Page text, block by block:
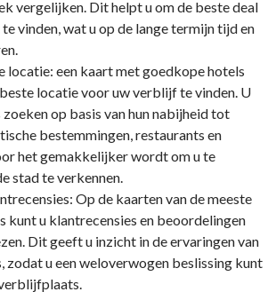
vergelijken. Dit helpt u om de beste deal
vinden, wat u op de lange termijn tijd en
locatie: een kaart met goedkope hotels
locatie voor uw verblijf te vinden. U
op basis van hun nabijheid tot
bestemmingen, restaurants en
het gemakkelijker wordt om u te
stad te verkennen.
Op de kaarten van de meeste
kunt u klantrecensies en beoordelingen
Dit geeft u inzicht in de ervaringen van
zodat u een weloverwogen beslissing kunt